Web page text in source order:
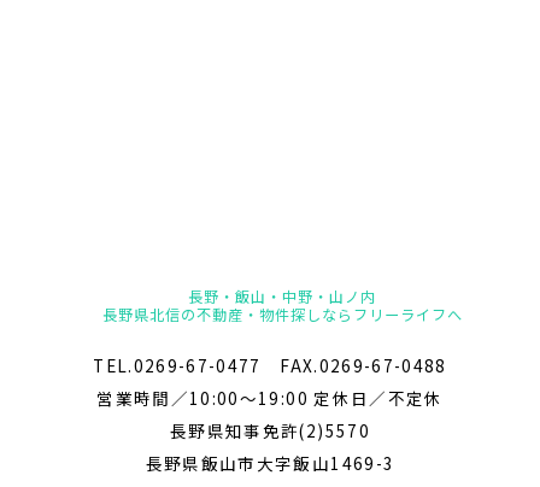
長野・飯山・中野・山ノ内
長野県北信の不動産・物件探しならフリーライフへ
TEL.0269-67-0477 FAX.0269-67-0488
営業時間／10:00～19:00 定休日／不定休
長野県知事免許(2)5570
長野県飯山市大字飯山1469-3